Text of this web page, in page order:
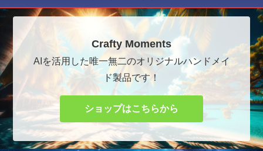
Crafty Moments
AIを活用した唯一無二のオリジナルハンドメイ
ド製品です！
ショップはこちらから